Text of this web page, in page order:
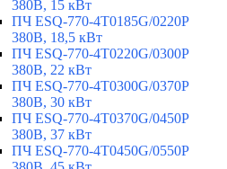
380В, 15 кВт
ПЧ ESQ-770-4T0185G/0220P
380В, 18,5 кВт
ПЧ ESQ-770-4T0220G/0300P
380В, 22 кВт
ПЧ ESQ-770-4T0300G/0370P
380В, 30 кВт
ПЧ ESQ-770-4T0370G/0450P
380В, 37 кВт
ПЧ ESQ-770-4T0450G/0550P